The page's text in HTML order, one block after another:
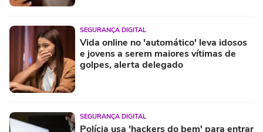
SEGURANÇA DIGITAL
Vida online no 'automático' leva idosos
e jovens a serem maiores vítimas de
golpes, alerta delegado
SEGURANÇA DIGITAL
Polícia usa 'hackers do bem' para entrar